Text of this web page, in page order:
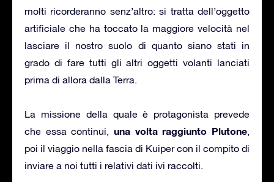
molti ricorderanno senz’altro: si tratta dell’oggetto
artificiale che ha toccato la maggiore velocità nel
lasciare il nostro suolo di quanto siano stati in
grado di fare tutti gli altri oggetti volanti lanciati
prima di allora dalla Terra.
La missione della quale è protagonista prevede
che essa continui, una volta raggiunto Plutone,
poi il viaggio nella fascia di Kuiper con il compito di
inviare a noi tutti i relativi dati ivi raccolti.